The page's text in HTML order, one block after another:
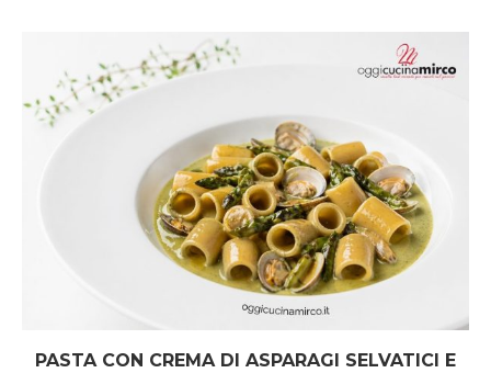
PASTA CON CREMA DI ASPARAGI SELVATICI E